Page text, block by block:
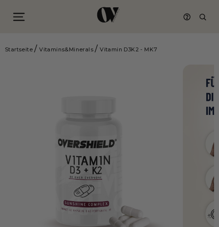
zum
Seitennavigation Suche
Startseite / Vitamins&Minerals / Vitamin D3K2 - MK7